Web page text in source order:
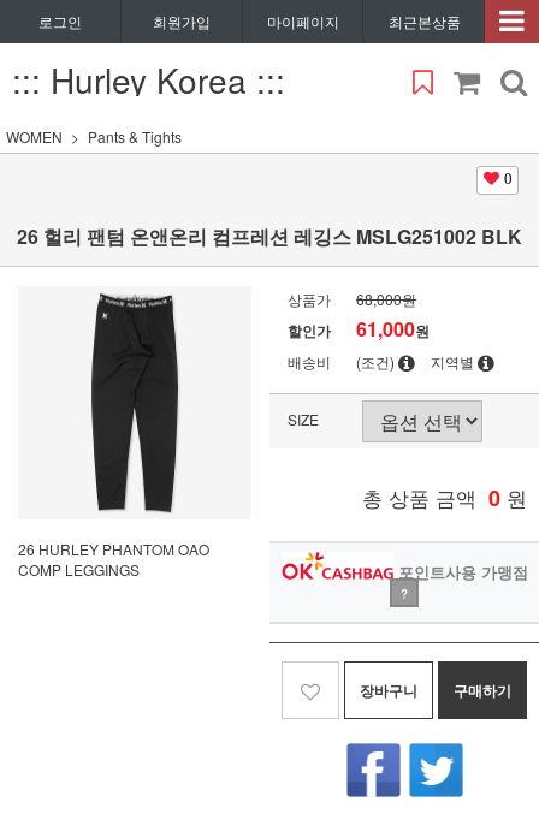
로그인 회원가입 마이페이지 최근본상품
::: Hurley Korea :::
WOMEN Pants & Tights
0
26 헐리 팬텀 온앤온리 컴프레션 레깅스 MSLG251002 BLK
26 HURLEY PHANTOM OAO
COMP LEGGINGS
상품가 68,000원
할인가 61,000원
배송비 (조건) 지역별
SIZE
총 상품 금액 0 원
포인트사용 가맹점
?
장바구니 구매하기